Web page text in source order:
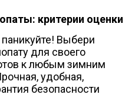
критерии оценки
Выбери
для своего
к любым зимним
удобная,
безопасности